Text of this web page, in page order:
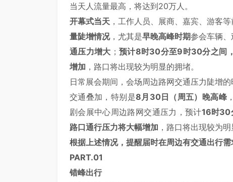
当天人流量最高，将达到20万人。
开幕式当天 ，工作人员、展商、嘉宾、游客
量陡增情况，尤其是早晚高峰时期参会车辆
通压力增大 ； 预计8时30分至9时30分之间
增加 ，路口将出现较为明显的拥堵。
日常展会期间，会场周边路网交通压力陡增
交通叠加，特别是8月30日（周五）晚高峰
剧会展中心周边路网交通压力，预计16时30
路口通行压力将大幅增加 ，路口将出现较为明
根据上述情况，提醒届时在周边有交通出行需
PART.01
错峰出行